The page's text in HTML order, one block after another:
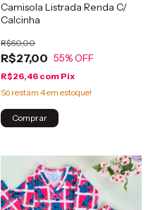
Camisola Listrada Renda C/
Calcinha
R$27,00
R$60,00
55% OFF
R$26,46 com Pix
Só restam 4em estoque!
Comprar